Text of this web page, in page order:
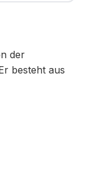
der
besteht aus